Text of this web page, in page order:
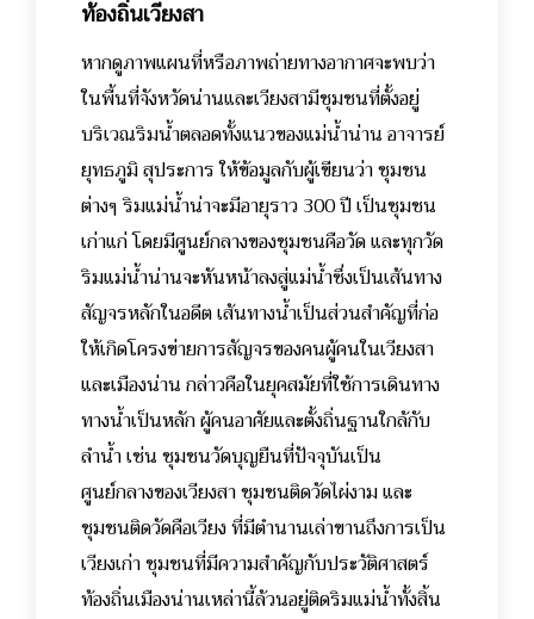
ท้องถิ่นเวียงสา
หากดูภาพแผนที่หรือภาพถ่ายทางอากาศจะพบว่า
ในพื้นที่จังหวัดน่านและเวียงสามีชุมชนที่ตั้งอยู่
บริเวณริมน้ำตลอดทั้งแนวของแม่น้ำน่าน อาจารย์
ยุทธภูมิ สุประการ ให้ข้อมูลกับผู้เขียนว่า ชุมชน
ต่างๆ ริมแม่น้ำน่าจะมีอายุราว 300 ปี เป็นชุมชน
เก่าแก่ โดยมีศูนย์กลางของชุมชนคือวัด และทุกวัด
ริมแม่น้ำน่านจะหันหน้าลงสู่แม่น้ำซึ่งเป็นเส้นทาง
สัญจรหลักในอดีตเส้นทางน้ำเป็นส่วนสำคัญที่ก่อ
ให้เกิดโครงข่ายการสัญจรของคนผู้คนในเวียงสา
และเมืองน่าน กล่าวคือในยุคสมัยที่ใช้การเดินทาง
ทางน้ำเป็นหลัก ผู้คนอาศัยและตั้งถิ่นฐานใกล้กับ
ลำน้ำ เช่น ชุมชนวัดบุญยืนที่ปัจจุบันเป็น
ศูนย์กลางของเวียงสา ชุมชนติดวัดไผ่งาม และ
ชุมชนติดวัดคือเวียง ที่มีตำนานเล่าขานถึงการเป็น
เวียงเก่า ชุมชนที่มีความสำคัญกับประวัติศาสตร์
ท้องถิ่นเมืองน่านเหล่านี้ล้วนอยู่ติดริมแม่น้ำทั้งสิ้น